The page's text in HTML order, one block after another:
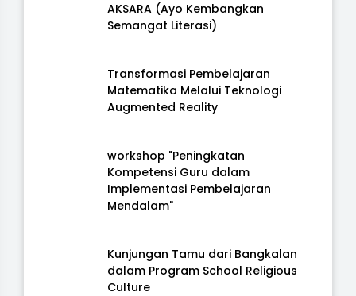
AKSARA (Ayo Kembangkan
Semangat Literasi)
Transformasi Pembelajaran
Matematika Melalui Teknologi
Augmented Reality
workshop "Peningkatan
Kompetensi Guru dalam
Implementasi Pembelajaran
Mendalam"
Kunjungan Tamu dari Bangkalan
dalam Program School Religious
Culture